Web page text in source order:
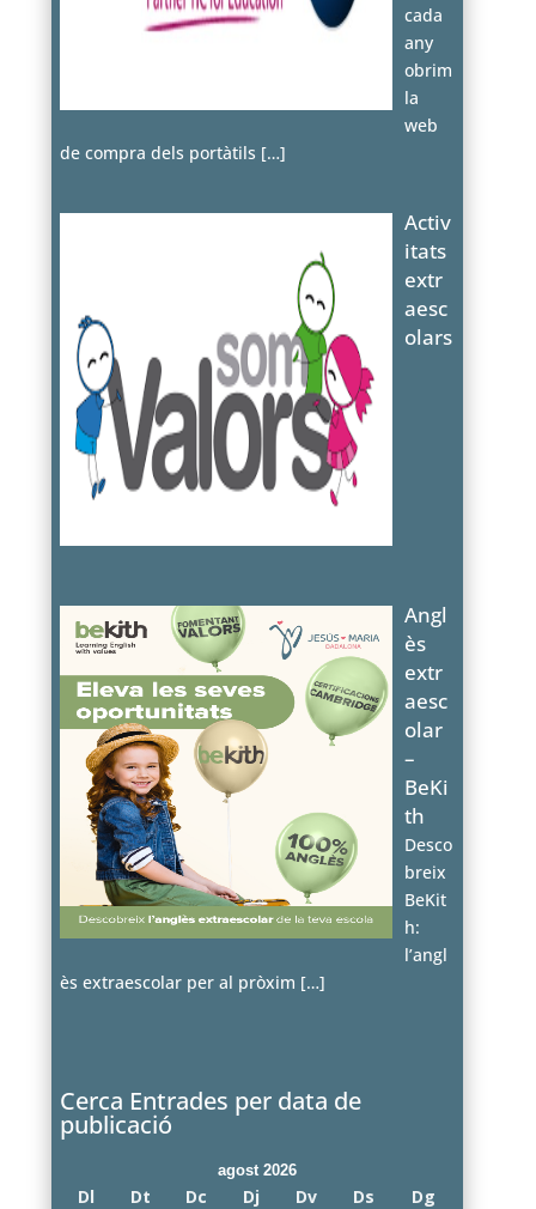
cada
any
obrim
la
web
de compra dels portàtils […]
Activ
itats
extr
aesc
olars
Angl
ès
extr
aesc
olar
–
BeKi
th
Desco
breix
BeKit
h:
l’angl
ès extraescolar per al pròxim […]
Cerca Entrades per data de
publicació
agost 2026
Dl Dt Dc Dj Dv Ds Dg